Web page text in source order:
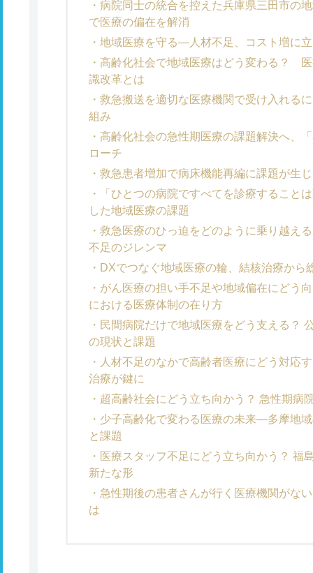
病院同士の統合を控えた兵庫県三田市の
で医療の偏在を解消
地域医療を守る―人材不足、コスト増に
高齢化社会で地域医療はどう変わる？
識改革とは
救急搬送を適切な医療機関で受け入れる
組み
高齢化社会の急性期医療の課題解決へ、
ローチ
救急患者増加で病床機能再編に課題が生
「ひとつの病院ですべてを診療すること
した地域医療の課題
救急医療のひっ迫をどのように乗り越え
不足のジレンマ
DXでつなぐ地域医療の輪、結核治療から
がん医療の担い手不足や地域偏在にどう
における医療体制の在り方
民間病院だけで地域医療をどう支える？
の現状と課題
人材不足のなかで高齢者医療にどう対応
治療が鍵に
超高齢社会にどう立ち向かう？ 急性期病
少子高齢化で変わる医療の未来―多摩地
と課題
医療スタッフ不足にどう立ち向かう？ 福
新たな形
急性期後の患者さんが行く医療機関がな
は